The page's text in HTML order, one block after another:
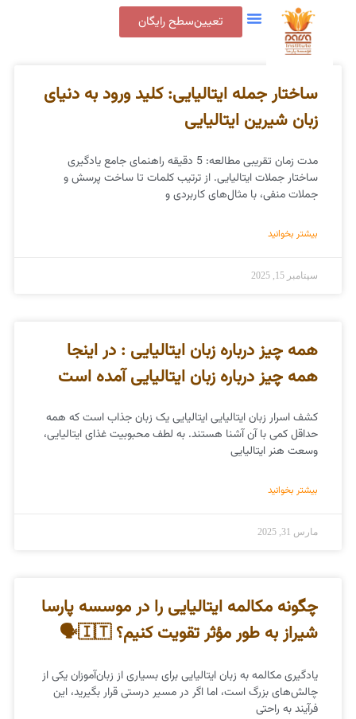
تعیین‌سطح رایگان
ساختار جمله ایتالیایی: کلید ورود به دنیای
زبان شیرین ایتالیایی
مدت زمان تقریبی مطالعه: 5 دقیقه راهنمای جامع یادگیری
ساختار جملات ایتالیایی. از ترتیب کلمات تا ساخت پرسش و
جملات منفی، با مثال‌های کاربردی و
بیشتر بخوانید
سپتامبر 15, 2025
همه چیز درباره زبان ایتالیایی : در اینجا
همه چیز درباره زبان ایتالیایی آمده است
کشف اسرار زبان ایتالیایی ایتالیایی یک زبان جذاب است که همه
حداقل کمی با آن آشنا هستند. به لطف محبوبیت غذای ایتالیایی،
وسعت هنر ایتالیایی
بیشتر بخوانید
مارس 31, 2025
چگونه مکالمه ایتالیایی را در موسسه پارسا
شیراز به طور مؤثر تقویت کنیم؟ 🇮🇹🗣️
یادگیری مکالمه به زبان ایتالیایی برای بسیاری از زبان‌آموزان یکی از
چالش‌های بزرگ است، اما اگر در مسیر درستی قرار بگیرید، این
فرآیند به راحتی